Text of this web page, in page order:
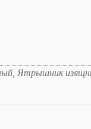
Ятрышник